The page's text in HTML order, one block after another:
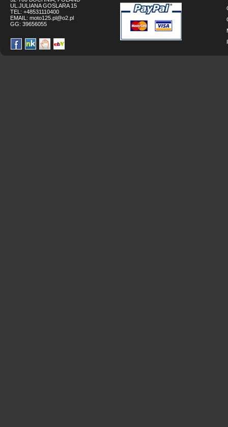
UL.JULIANA GOSLARA 15
TEL: +48531110400
EMAIL: moto125.pl@o2.pl
GG: 39656055